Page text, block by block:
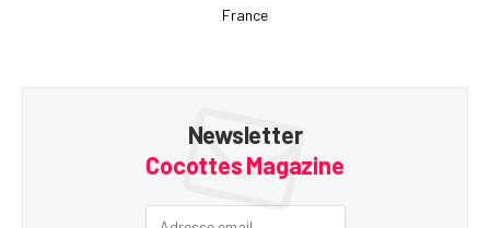
France
Newsletter
Cocottes Magazine